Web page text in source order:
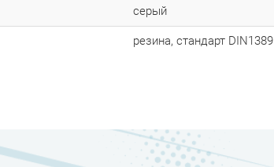
серый
резина, стандарт DIN1389